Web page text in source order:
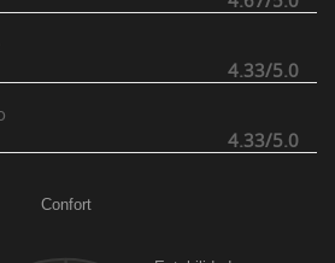
4.33/5.0
4.33/5.0
Confort